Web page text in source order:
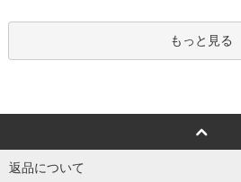
もっと見る
返品について